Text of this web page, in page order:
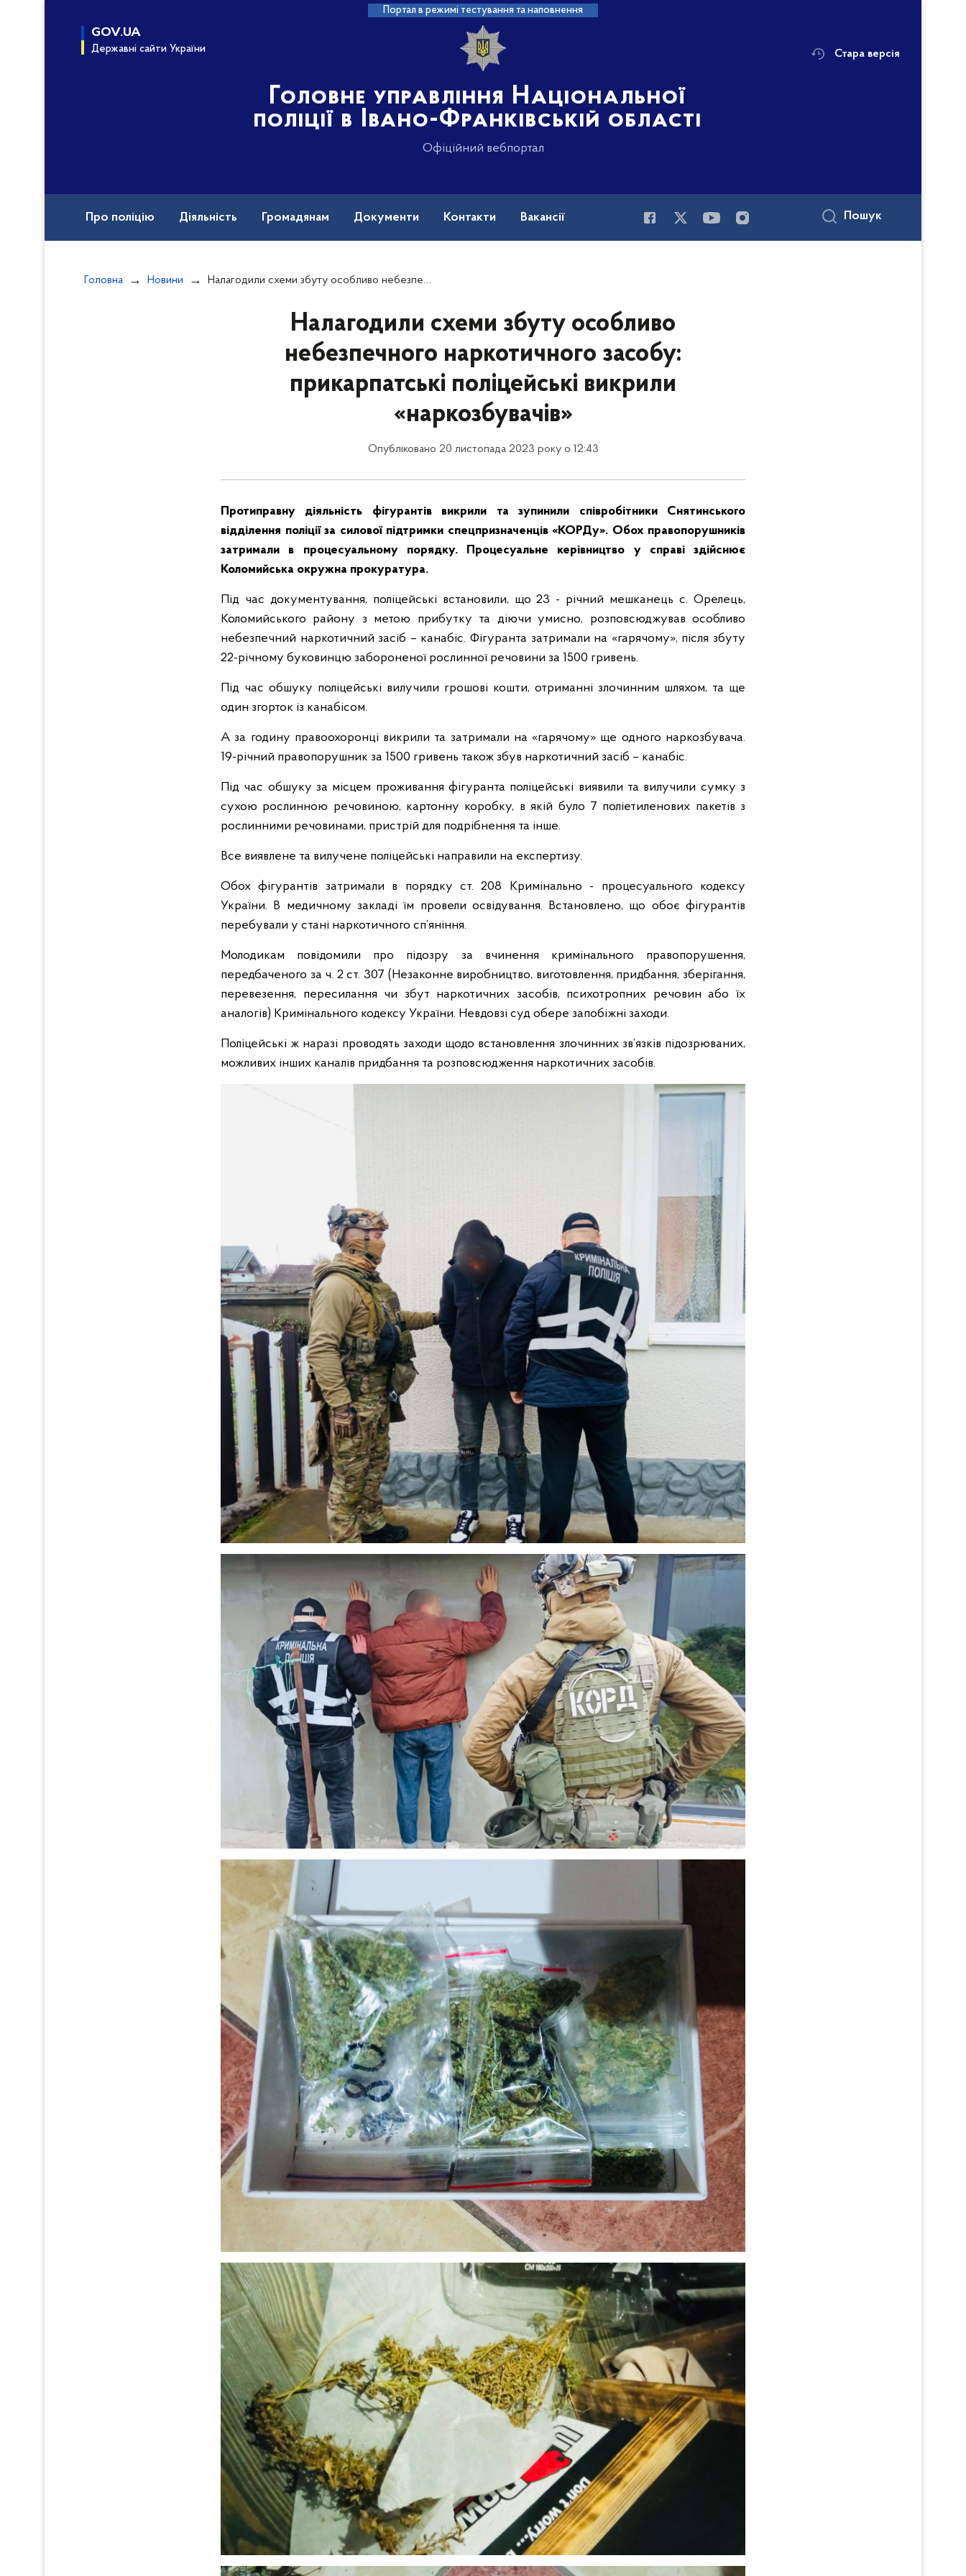
Портал в режимі тестування та наповнення
GOV.UA
Державні сайти України
Головне управління Національної
поліції в Івано-Франківській області
Офіційний вебпортал
Стара версія
Про поліцію Діяльність Громадянам Документи Контакти Вакансії Пошук
Головна Новини Налагодили схеми збуту особливо небезпечного наркотичного засобу: прикарпатські поліцейські викрили «наркозбувачів»
Налагодили схеми збуту особливо
небезпечного наркотичного засобу:
прикарпатські поліцейські викрили
«наркозбувачів»
Опубліковано 20 листопада 2023 року о 12:43
Протиправну діяльність фігурантів викрили та зупинили співробітники Снятинського
відділення поліції за силової підтримки спецпризначенців «КОРДу». Обох правопорушників
затримали в процесуальному порядку. Процесуальне керівництво у справі здійснює
Коломийська окружна прокуратура.
Під час документування, поліцейські встановили, що 23 - річний мешканець с. Орелець,
Коломийського району з метою прибутку та діючи умисно, розповсюджував особливо
небезпечний наркотичний засіб – канабіс. Фігуранта затримали на «гарячому», після збуту
22-річному буковинцю забороненої рослинної речовини за 1500 гривень.
Під час обшуку поліцейські вилучили грошові кошти, отриманні злочинним шляхом, та ще
один згорток із канабісом.
А за годину правоохоронці викрили та затримали на «гарячому» ще одного наркозбувача.
19-річний правопорушник за 1500 гривень також збув наркотичний засіб – канабіс.
Під час обшуку за місцем проживання фігуранта поліцейські виявили та вилучили сумку з
сухою рослинною речовиною, картонну коробку, в якій було 7 поліетиленових пакетів з
рослинними речовинами, пристрій для подрібнення та інше.
Все виявлене та вилучене поліцейські направили на експертизу.
Обох фігурантів затримали в порядку ст. 208 Кримінально - процесуального кодексу
України. В медичному закладі їм провели освідування. Встановлено, що обоє фігурантів
перебували у стані наркотичного сп’яніння.
Молодикам повідомили про підозру за вчинення кримінального правопорушення,
передбаченого за ч. 2 ст. 307 (Незаконне виробництво, виготовлення, придбання, зберігання,
перевезення, пересилання чи збут наркотичних засобів, психотропних речовин або їх
аналогів) Кримінального кодексу України. Невдовзі суд обере запобіжні заходи.
Поліцейські ж наразі проводять заходи щодо встановлення злочинних зв’язків підозрюваних,
можливих інших каналів придбання та розповсюдження наркотичних засобів.